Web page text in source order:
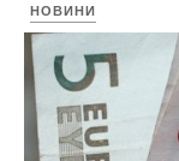
НОВИНИ